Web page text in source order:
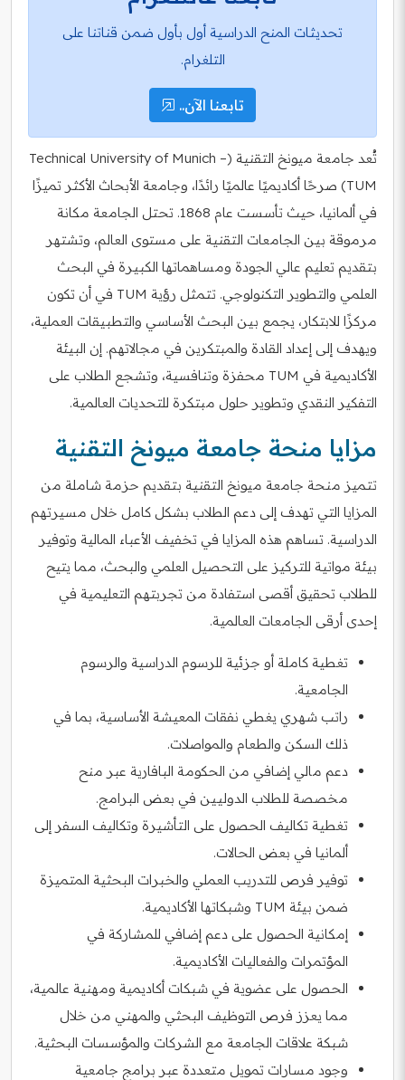
تحديثات المنح الدراسية أول بأول ضمن قناتنا على
التلغرام.
تابعنا الآن..
تُعد جامعة ميونخ التقنية (Technical University of Munich –
TUM) صرحًا أكاديميًا عالميًا رائدًا، وجامعة الأبحاث الأكثر تميزًا
في ألمانيا، حيث تأسست عام 1868. تحتل الجامعة مكانة
مرموقة بين الجامعات التقنية على مستوى العالم، وتشتهر
بتقديم تعليم عالي الجودة ومساهماتها الكبيرة في البحث
العلمي والتطوير التكنولوجي. تتمثل رؤية TUM في أن تكون
مركزًا للابتكار، يجمع بين البحث الأساسي والتطبيقات العملية،
ويهدف إلى إعداد القادة والمبتكرين في مجالاتهم. إن البيئة
الأكاديمية في TUM محفزة وتنافسية، وتشجع الطلاب على
التفكير النقدي وتطوير حلول مبتكرة للتحديات العالمية.
مزايا منحة جامعة ميونخ التقنية
تتميز منحة جامعة ميونخ التقنية بتقديم حزمة شاملة من
المزايا التي تهدف إلى دعم الطلاب بشكل كامل خلال مسيرتهم
الدراسية. تساهم هذه المزايا في تخفيف الأعباء المالية وتوفير
بيئة مواتية للتركيز على التحصيل العلمي والبحث، مما يتيح
للطلاب تحقيق أقصى استفادة من تجربتهم التعليمية في
إحدى أرقى الجامعات العالمية.
تغطية كاملة أو جزئية للرسوم الدراسية والرسوم
الجامعية.
راتب شهري يغطي نفقات المعيشة الأساسية، بما في
ذلك السكن والطعام والمواصلات.
دعم مالي إضافي من الحكومة البافارية عبر منح
مخصصة للطلاب الدوليين في بعض البرامج.
تغطية تكاليف الحصول على التأشيرة وتكاليف السفر إلى
ألمانيا في بعض الحالات.
توفير فرص للتدريب العملي والخبرات البحثية المتميزة
ضمن بيئة TUM وشبكاتها الأكاديمية.
إمكانية الحصول على دعم إضافي للمشاركة في
المؤتمرات والفعاليات الأكاديمية.
الحصول على عضوية في شبكات أكاديمية ومهنية عالمية،
مما يعزز فرص التوظيف البحثي والمهني من خلال
شبكة علاقات الجامعة مع الشركات والمؤسسات البحثية.
وجود مسارات تمويل متعددة عبر برامج جامعية